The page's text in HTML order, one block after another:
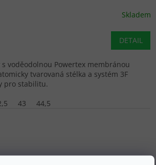
Skladem
DETAIL
s voděodolnou Powertex membránou
tvarovaná stélka a systém 3F
pro stabilitu.
43 44,5